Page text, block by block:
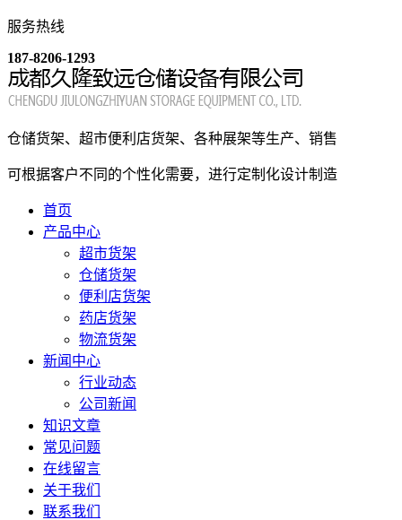
服务热线
187-8206-1293
仓储货架、超市便利店货架、各种展架等生产、销售
可根据客户不同的个性化需要，进行定制化设计制造
首页
产品中心
超市货架
仓储货架
便利店货架
药店货架
物流货架
新闻中心
行业动态
公司新闻
知识文章
常见问题
在线留言
关于我们
联系我们